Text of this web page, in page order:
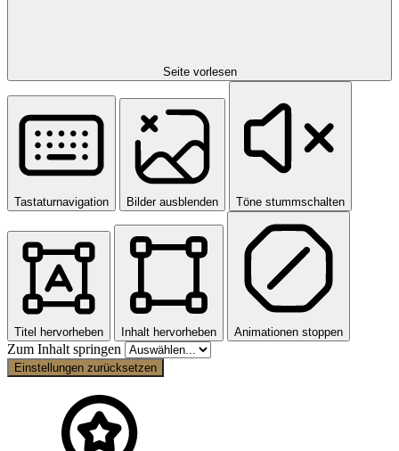
Seite vorlesen
Tastaturnavigation Bilder ausblenden Töne stummschalten
Titel hervorheben Inhalt hervorheben Animationen stoppen
Zum Inhalt springen
Einstellungen zurücksetzen